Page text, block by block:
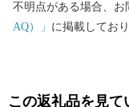
不明点がある場合、
AQ）」 に掲載してお
この返礼品を見て